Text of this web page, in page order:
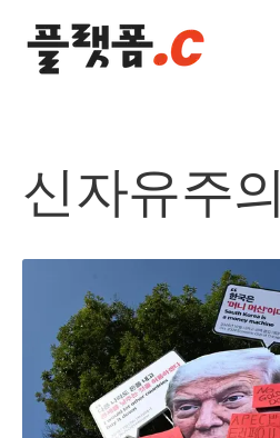
신자유주의